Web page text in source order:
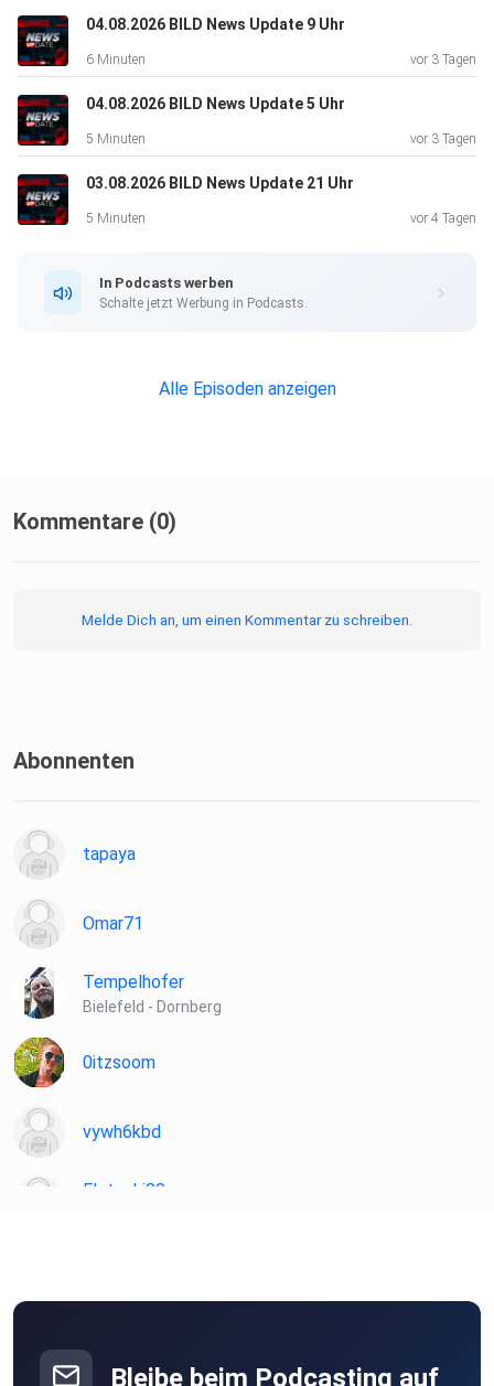
04.08.2026 BILD News Update 9 Uhr
6 Minuten vor 3 Tagen
04.08.2026 BILD News Update 5 Uhr
5 Minuten vor 3 Tagen
03.08.2026 BILD News Update 21 Uhr
5 Minuten vor 4 Tagen
In Podcasts werben
Schalte jetzt Werbung in Podcasts.
Alle Episoden anzeigen
Kommentare (0)
Melde Dich an, um einen Kommentar zu schreiben.
Abonnenten
tapaya
Omar71
Tempelhofer
Bielefeld - Dornberg
0itzsoom
vywh6kbd
Flotschi00
Bleibe beim Podcasting auf